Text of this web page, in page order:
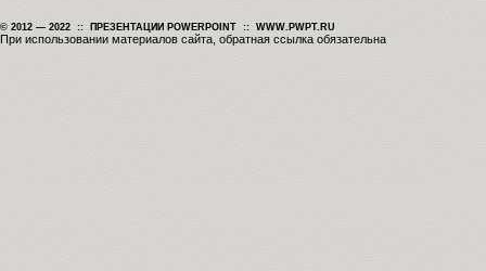
© 2012 — 2022 :: ПРЕЗЕНТАЦИИ POWERPOINT :: WWW.PWPT.RU
При использовании материалов сайта, обратная ссылка обязательна